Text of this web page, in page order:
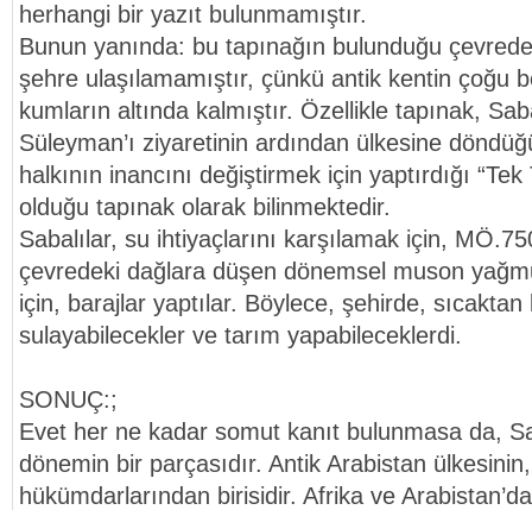
herhangi bir yazıt bulunmamıştır.
Bunun yanında: bu tapınağın bulunduğu
şehre ulaşılamamıştır, çünkü antik kentin çoğu
kumların altında kalmıştır. Özellikle tapınak,
Süleyman’ı ziyaretinin ardından ülkesine
halkının inancını değiştirmek için yaptırdığı
olduğu tapınak olarak bilinmektedir.
Sabalılar, su ihtiyaçlarını karşılamak için,
çevredeki dağlara düşen dönemsel muson
için, barajlar yaptılar. Böylece, şehirde,
sulayabilecekler ve tarım yapabileceklerdi.
SONUÇ:;
Evet her ne kadar somut kanıt bulunmasa da,
dönemin bir parçasıdır. Antik Arabistan
hükümdarlarından birisidir. Afrika ve